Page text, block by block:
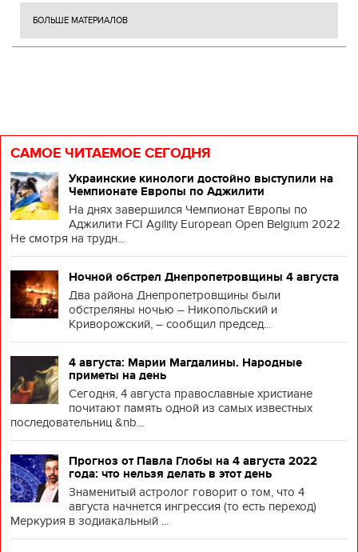
БОЛЬШЕ МАТЕРИАЛОВ
САМОЕ ЧИТАЕМОЕ СЕГОДНЯ
Украинские кинологи достойно выступили на
Чемпионате Европы по Аджилити
На днях завершился Чемпионат Европы по
Аджилити FCI Agility European Open Belgium 2022
Не смотря на трудн...
Ночной обстрел Днепропетровщины 4 августа
Два района Днепропетровщины были
обстреляны ночью – Никопольский и
Криворожский, – сообщил председ...
4 августа: Марии Магдалины. Народные
приметы на день
Сегодня, 4 августа православные христиане
почитают память одной из самых известных
последовательниц &nb...
Прогноз от Павла Глобы на 4 августа 2022
года: что нельзя делать в этот день
Знаменитый астролог говорит о том, что 4
августа начнется ингрессия (то есть переход)
Меркурия в зодиакальный ...